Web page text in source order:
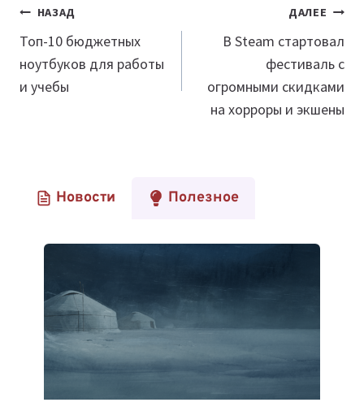
Навигация
по
записям
НАЗАД
Топ-10 бюджетных
ноутбуков для работы
и учебы
ДАЛЕЕ
В Steam стартовал
фестиваль с
огромными скидками
на хорроры и экшены
Новости Полезное